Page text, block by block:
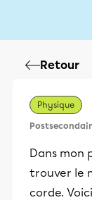
Retour
Physique
Dans mon
trouver le
corde.